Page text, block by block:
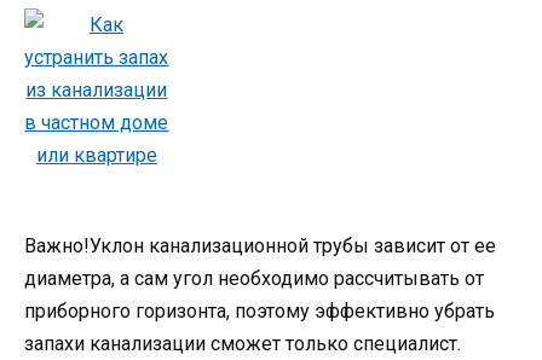
Важно!Уклон канализационной трубы зависит от ее
диаметра, а сам угол необходимо рассчитывать от
приборного горизонта, поэтому эффективно убрать
запахи канализации сможет только специалист.